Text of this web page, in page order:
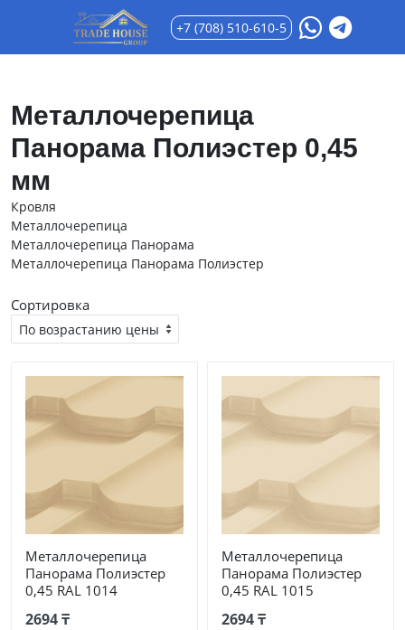
+7 (708) 510-610-5
Металлочерепица
Панорама Полиэстер 0,45
мм
Кровля
Металлочерепица
Металлочерепица Панорама
Металлочерепица Панорама Полиэстер
Сортировка
Металлочерепица
Панорама Полиэстер
0,45 RAL 1014
2694 ₸
Металлочерепица
Панорама Полиэстер
0,45 RAL 1015
2694 ₸